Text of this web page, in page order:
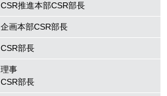
CSR推進本部CSR部長
企画本部CSR部長
CSR部長
理事
CSR部長